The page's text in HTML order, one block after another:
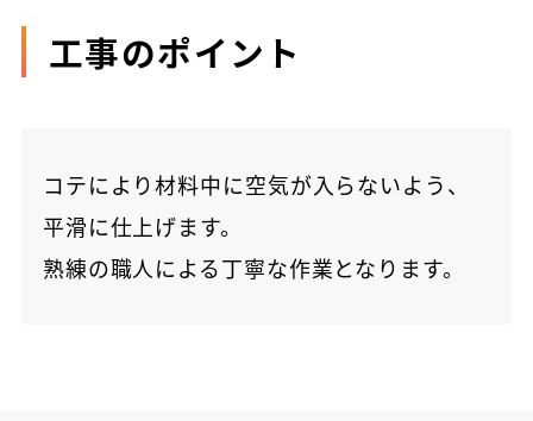
工事のポイント
コテにより材料中に空気が入らないよう、
平滑に仕上げます。
熟練の職人による丁寧な作業となります。